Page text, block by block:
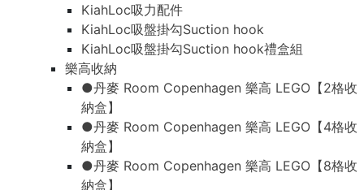
KiahLoc吸力配件
KiahLoc吸盤掛勾Suction hook
KiahLoc吸盤掛勾Suction hook禮盒組
樂高收納
●丹麥 Room Copenhagen 樂高 LEGO【2格收
納盒】
●丹麥 Room Copenhagen 樂高 LEGO【4格收
納盒】
●丹麥 Room Copenhagen 樂高 LEGO【8格收
納盒】